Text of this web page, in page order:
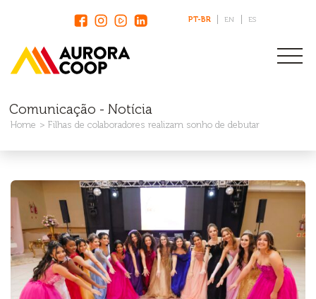
PT-BR EN ES
Comunicação - Notícia
Home Filhas de colaboradores realizam sonho de debutar